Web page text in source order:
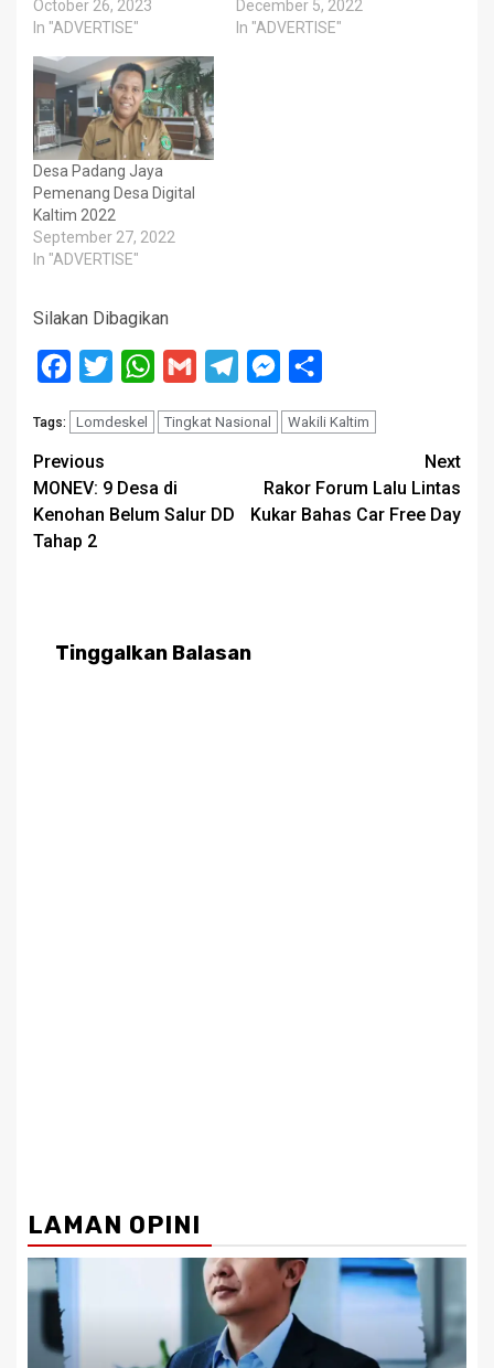
October 26, 2023
In "ADVERTISE"
December 5, 2022
In "ADVERTISE"
Desa Padang Jaya
Pemenang Desa Digital
Kaltim 2022
September 27, 2022
In "ADVERTISE"
Silakan Dibagikan
Facebook
Twitter WhatsApp
Gmail TelegramMessenger
Tags: Lomdeskel Tingkat Nasional Wakili Kaltim
Post
navigation
Previous
MONEV: 9 Desa di
Kenohan Belum Salur DD
Tahap 2
Next
Rakor Forum Lalu Lintas
Kukar Bahas Car Free Day
Tinggalkan Balasan
LAMAN OPINI